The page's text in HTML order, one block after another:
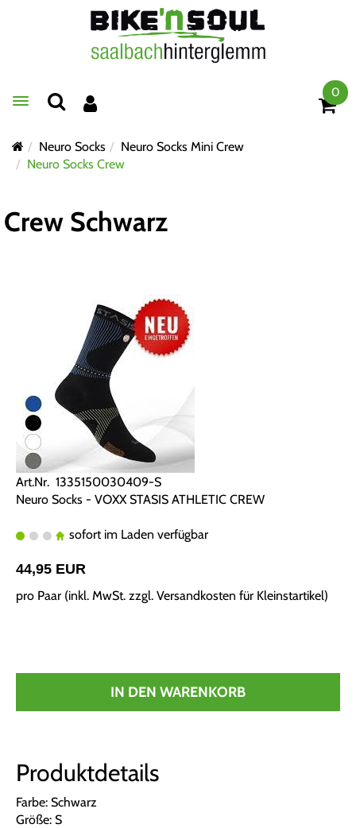
Toggle navigation
0
Neuro Socks
Neuro Socks Mini Crew
Neuro Socks Crew
Crew Schwarz
Art.Nr. 1335150030409-S
Neuro Socks - VOXX STASIS ATHLETIC CREW
sofort im Laden verfügbar
44,95 EUR
pro Paar (inkl. MwSt. zzgl. Versandkosten für Kleinstartikel)
IN DEN WARENKORB
Produktdetails
Farbe: Schwarz
Größe: S